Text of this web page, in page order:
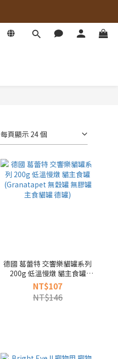
每頁顯示 24 個
德國 葛蕾特 交響樂貓罐系列
200g 低溫慢燉 貓主食罐
(Granatapet 無穀罐 無膠罐
主食貓罐 德罐)
NT$107
NT$146